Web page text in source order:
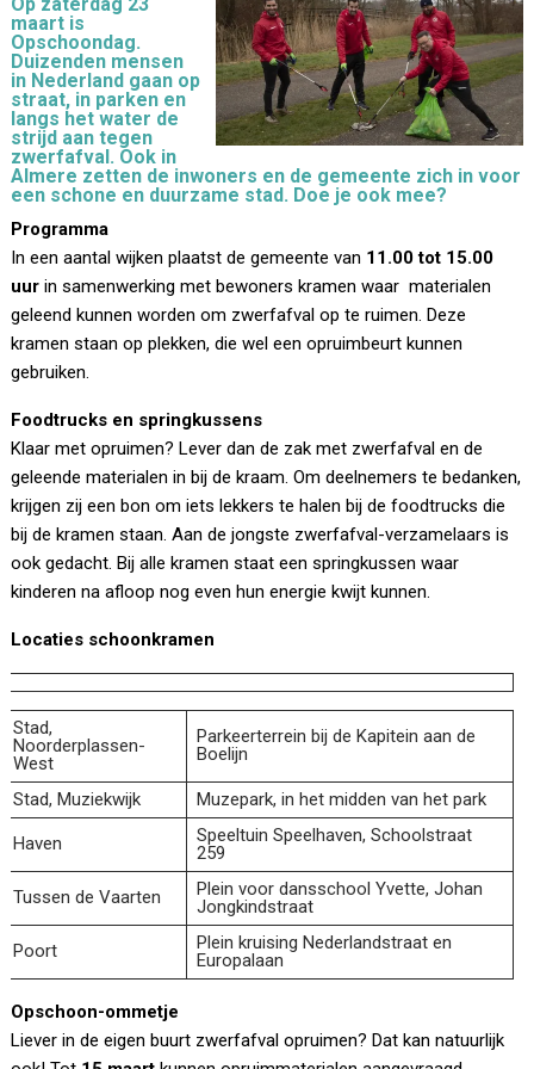
maart is
Opschoondag.
Duizenden mensen
in Nederland gaan op
straat, in parken en
langs het water de
strijd aan tegen
zwerfafval. Ook in
Almere zetten de inwoners en de gemeente zich in voor
een schone en duurzame stad. Doe je ook mee?
Programma
In een aantal wijken plaatst de gemeente van 11.00 tot 15.00
uur in samenwerking met bewoners kramen waar materialen
geleend kunnen worden om zwerfafval op te ruimen. Deze
kramen staan op plekken, die wel een opruimbeurt kunnen
gebruiken.
Foodtrucks en springkussens
Klaar met opruimen? Lever dan de zak met zwerfafval en de
geleende materialen in bij de kraam. Om deelnemers te bedanken,
krijgen zij een bon om iets lekkers te halen bij de foodtrucks die
bij de kramen staan. Aan de jongste zwerfafval-verzamelaars is
ook gedacht. Bij alle kramen staat een springkussen waar
kinderen na afloop nog even hun energie kwijt kunnen.
Locaties schoonkramen
Stad,
Noorderplassen-
West
Parkeerterrein bij de Kapitein aan de
Boelijn
Stad, Muziekwijk Muzepark, in het midden van het park
Haven
Speeltuin Speelhaven, Schoolstraat
259
Tussen de Vaarten
Plein voor dansschool Yvette, Johan
Jongkindstraat
Poort
Plein kruising Nederlandstraat en
Europalaan
Opschoon-ommetje
Liever in de eigen buurt zwerfafval opruimen? Dat kan natuurlijk